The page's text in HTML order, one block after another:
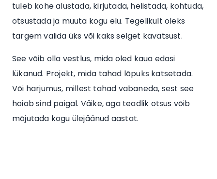
tuleb kohe alustada, kirjutada, helistada, kohtuda,
otsustada ja muuta kogu elu. Tegelikult oleks
targem valida üks või kaks selget kavatsust.
See võib olla vestlus, mida oled kaua edasi
lükanud. Projekt, mida tahad lõpuks katsetada.
Või harjumus, millest tahad vabaneda, sest see
hoiab sind paigal. Väike, aga teadlik otsus võib
mõjutada kogu ülejäänud aastat.